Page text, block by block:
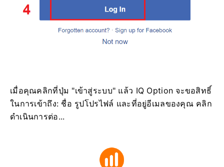
เมื่อคุณคลิกที่ปุ่ม "เข้าสู่ระบบ" แล้ว IQ Option จะขอสิทธิ์
ในการเข้าถึง: ชื่อ รูปโปรไฟล์ และที่อยู่อีเมลของคุณ คลิก
ดำเนินการต่อ...